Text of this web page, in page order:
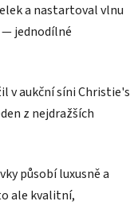
a nastartoval vlnu
— jednodílné
v aukční síni Christie's
z nejdražších
působí luxusně a
ale kvalitní,